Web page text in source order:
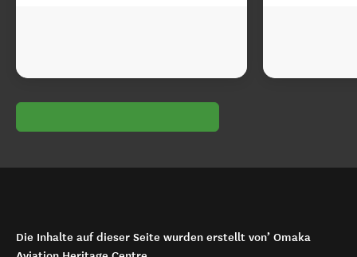
Die Inhalte auf dieser Seite wurden erstellt von’ Omaka